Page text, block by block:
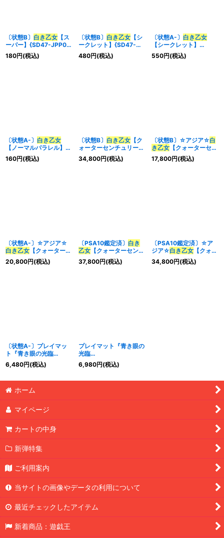
〔状態B〕 白き乙女 【ス
ーパー】{SD47-JPP01}
《モンスター》
180円(税込)
〔状態B〕 白き乙女【シ
ークレット】{SD47-
JPP01}《モンスター》
480円(税込)
〔状態A-〕 白き乙女
【シークレット】
{SD47-JPP01}《モンス
ター》
550円(税込)
〔状態A-〕 白き乙女
【ノーマルパラレル】
{SD47-JP002}《モン
スター》
160円(税込)
〔状態B〕 白き乙女【ク
ォーターセンチュリーシ
ークレット】{SD47-
JPP01}《モンスター》
34,800円(税込)
〔状態B〕☆アジア☆白
き乙女【クォーターセン
チュリーシークレット】
{アジアSD47-JPP01}
17,800円(税込)
〔状態A-〕☆アジア☆
白き乙女 【クォーターセ
ンチュリーシークレッ
ト】{アジアSD47-
20,800円(税込)
〔PSA10鑑定済〕 白き
乙女【クォーターセンチ
ュリーシークレット】
{SD47-JPP01}《モンス
37,800円(税込)
〔PSA10鑑定済〕☆ア
ジア☆白き乙女【クォー
ターセンチュリーシーク
レット】{アジアSD47-
34,800円(税込)
〔状態A-〕プレイマッ
ト『青き眼の光臨
(BLUEEYESWHITEDES
TINY)』【-】{-}《プレ
6,480円(税込)
プレイマット『青き眼の
光臨
(BLUEEYESWHITEDES
TINY)』【-】{-}《プレ
6,980円(税込)
ホーム
マイページ
カートの中身
新弾特集
ご利用案内
当サイトの画像やデータの利用について
最近チェックしたアイテム
新着商品：遊戯王